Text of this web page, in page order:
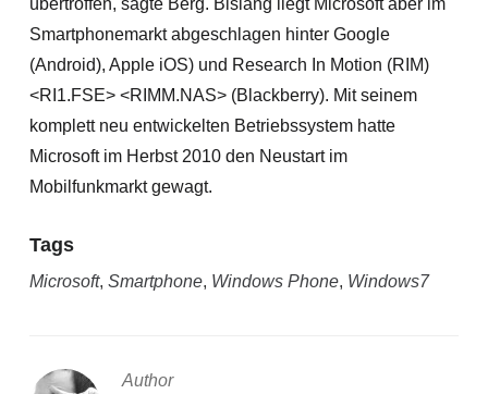
übertroffen, sagte Berg. Bislang liegt Microsoft aber im
Smartphonemarkt abgeschlagen hinter Google
(Android), Apple iOS) und Research In Motion (RIM)
<RI1.FSE> <RIMM.NAS> (Blackberry). Mit seinem
komplett neu entwickelten Betriebssystem hatte
Microsoft im Herbst 2010 den Neustart im
Mobilfunkmarkt gewagt.
Tags
Microsoft, Smartphone, Windows Phone, Windows7
Author